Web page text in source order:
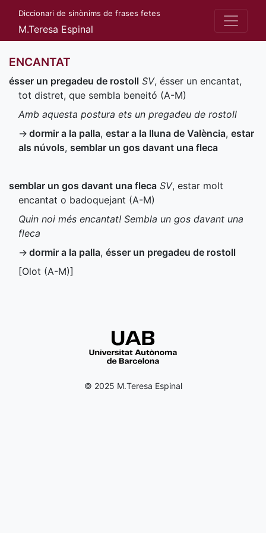
Diccionari de sinònims de frases fetes
M.Teresa Espinal
ENCANTAT
ésser un pregadeu de rostoll SV, ésser un encantat,
tot distret, que sembla beneitó (A-M)
Amb aquesta postura ets un pregadeu de rostoll
→ dormir a la palla, estar a la lluna de València, estar
als núvols, semblar un gos davant una fleca
semblar un gos davant una fleca SV, estar molt
encantat o badoquejant (A-M)
Quin noi més encantat! Sembla un gos davant una
fleca
→ dormir a la palla, ésser un pregadeu de rostoll
[Olot (A-M)]
© 2025 M.Teresa Espinal